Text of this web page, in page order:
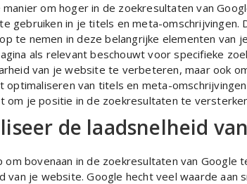
om hoger in de zoekresultaten van
gebruiken in je titels en meta-omschrijvingen.
te nemen in deze belangrijke elementen van
als relevant beschouwt voor specifieke
van je website te verbeteren, maar ook
optimaliseren van titels en meta-
om je positie in de zoekresultaten te
de laadsnelheid
om bovenaan in de zoekresultaten van Google
van je website. Google hecht veel waarde aan